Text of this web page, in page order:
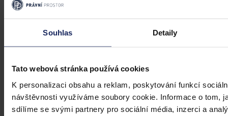
Souhlas Detaily
Tato webová stránka používá cookies
K personalizaci obsahu a reklam, poskytování funkcí
návštěvnosti využíváme soubory cookie. Informace o tom,
sdílíme se svými partnery pro sociální média, inzerci a
Změny v legislativě
veřejném zdravotním pojištění
vyhláška č. 376/2011 Sb., kterou se provádějí některá ustanovení
předpisů. Ve Sbírce zákonů a mezinárodních smluv byla
publikována pod č. 119/2026 Sb.
Mgr. Martin Glogar
• 30. července 2026, 07:27